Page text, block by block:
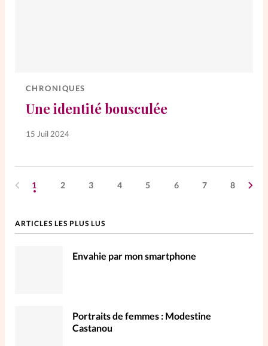
CHRONIQUES
Une identité bousculée
15 Juil 2024
1 2 3 4 5 6 7 8
ARTICLES LES PLUS LUS
Envahie par mon smartphone
Portraits de femmes : Modestine
Castanou